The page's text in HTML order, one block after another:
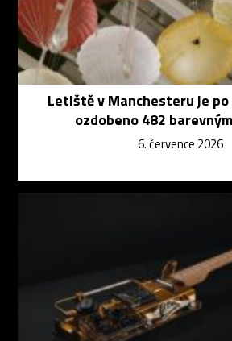
Letiště v Manchesteru je
ozdobeno 482
6. července 2026